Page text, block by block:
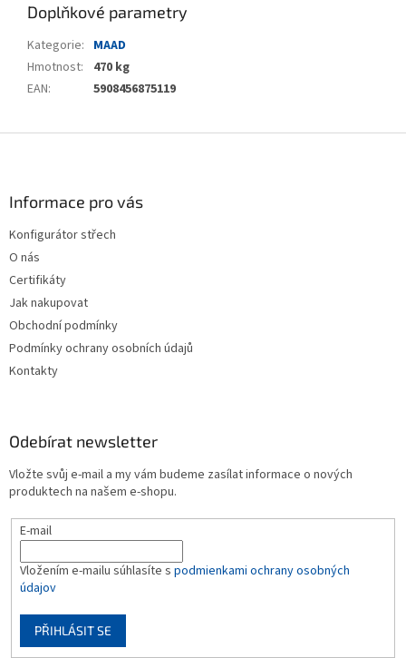
Doplňkové parametry
Kategorie: MAAD
Hmotnost:
470 kg
EAN: 5908456875119
Informace pro vás
Konfigurátor střech
O nás
Certifikáty
Jak nakupovat
Obchodní podmínky
Podmínky ochrany osobních údajů
Kontakty
Odebírat newsletter
Vložte svůj e-mail a my vám budeme zasílat informace o nových
produktech na našem e-shopu.
E-mail
Vložením e-mailu súhlasíte s podmienkami ochrany osobných
údajov
PŘIHLÁSIT SE